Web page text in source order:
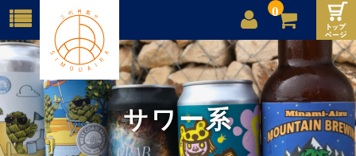
0
店舗案内
ご利用案内
送料
サワー系